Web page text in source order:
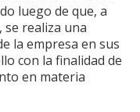
luego de que, a
realiza una
la empresa en sus
con la finalidad de
en materia